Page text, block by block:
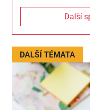
Další
DALŠÍ TÉMATA